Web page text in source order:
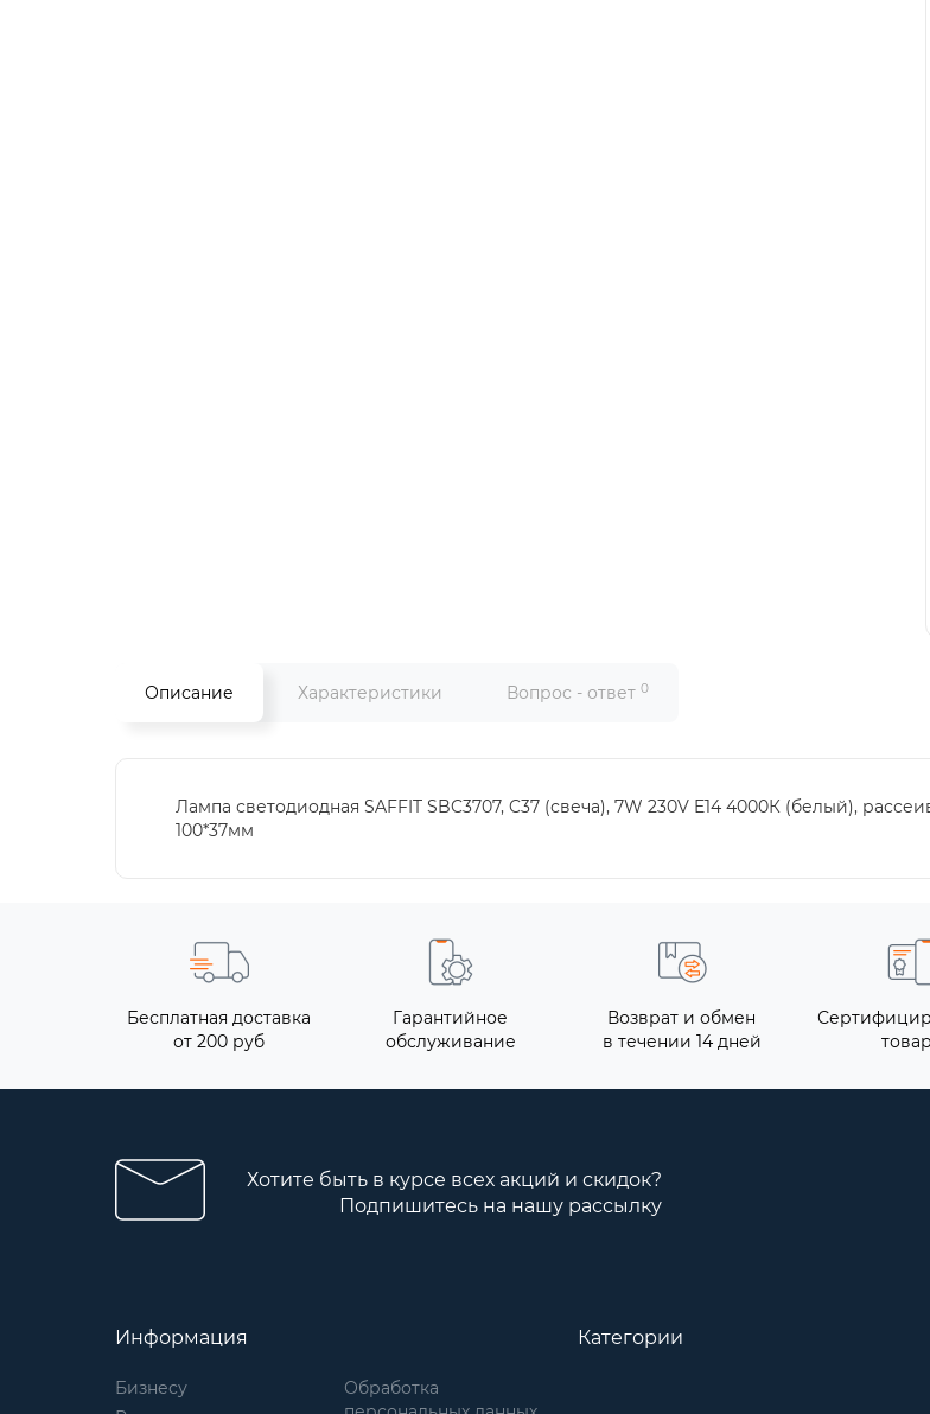
Описание Характеристики Вопрос - ответ 0
Лампа светодиодная SAFFIT SBC3707, C37 (свеча), 7W 230V E14 4000К (белый),
100*37мм
Бесплатная доставка
от 200 руб
Гарантийное
обслуживание
Возврат и обмен
в течении 14 дней
Хотите быть в курсе всех акций и скидок?
Подпишитесь на нашу рассылку
Информация
Бизнесу
Обработка
Категории